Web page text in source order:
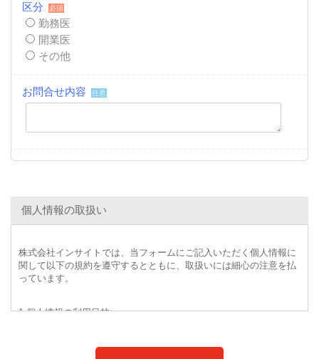
区分 必須
勤務医
開業医
その他
お問合せ内容 任意
個人情報の取扱い
株式会社インサイトでは、当フォームにご記入いただく個人情報に
関して以下の規約を遵守するとともに、取扱いには細心の注意を払
っています。
1.個人情報の利用目的